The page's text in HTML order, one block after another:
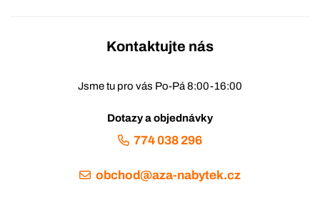
Kontaktujte nás
Jsme tu pro vás Po-Pá 8:00-16:00
Dotazy a objednávky
774 038 296
obchod@aza-nabytek.cz